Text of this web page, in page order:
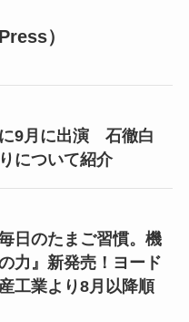
）
9月に出演 石徹白
について紹介
日のたまご習慣。機
力』新発売！ヨード
工業より8月以降順